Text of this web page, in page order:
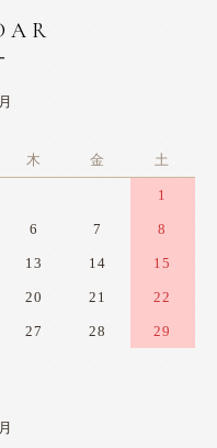
木 金 土
1
6 7 8
13 14 15
20 21 22
27 28 29